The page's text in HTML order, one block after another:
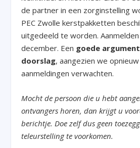
de partner in een zorginstelling
PEC Zwolle kerstpakketten
uitgedeeld te worden.
december. Een goede
doorslag, aangezien we
aanmeldingen verwachten.
Mocht de persoon die u hebt
ontvangers horen, dan krijgt u
berichtje. Doe zelf dus geen
teleurstelling te voorkomen.